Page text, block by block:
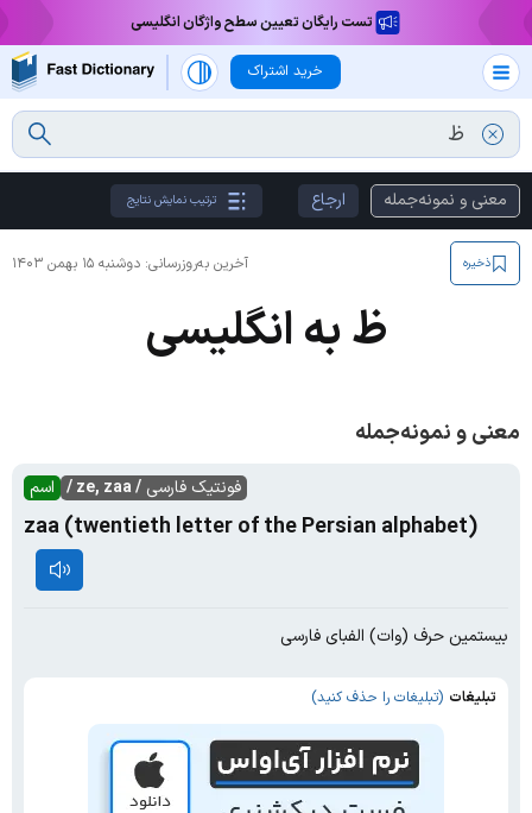
تست رایگان تعیین سطح واژگان انگلیسی
خرید اشتراک
معنی و نمونه‌جمله ارجاع ترتیب نمایش نتایج
آخرین به‌روزرسانی: دوشنبه ۱۵ بهمن ۱۴۰۳ ذخیره
ظ به انگلیسی
معنی و نمونه‌جمله
اسم فونتیک فارسی / ze, zaa /
zaa (twentieth letter of the Persian alphabet)
بیستمین حرف (وات) الفبای فارسی
تبلیغات (تبلیغات را حذف کنید)